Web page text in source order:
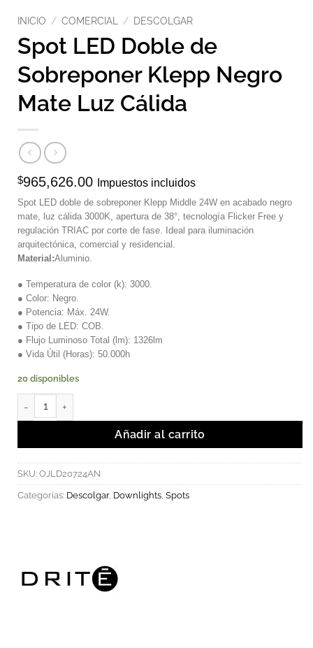
INICIO / COMERCIAL / DESCOLGAR
Spot LED Doble de
Sobreponer Klepp Negro
Mate Luz Cálida
$965,626.00 Impuestos incluidos
Spot LED doble de sobreponer Klepp Middle 24W en acabado negro
mate, luz cálida 3000K, apertura de 38°, tecnología Flicker Free y
regulación TRIAC por corte de fase. Ideal para iluminación
arquitectónica, comercial y residencial.
Material:Aluminio.
● Temperatura de color (k): 3000.
● Color: Negro.
● Potencia: Máx. 24W.
● Tipo de LED: COB.
● Flujo Luminoso Total (lm): 1326lm
● Vida Útil (Horas): 50.000h
20 disponibles
Spot LED Doble de Sobreponer Klepp Negro Mate Luz Cálida
Añadir al carrito
SKU: OJLD20724AN
Categorías: Descolgar, Downlights Spots